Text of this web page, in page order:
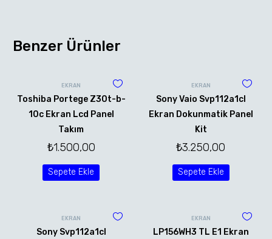
Benzer Ürünler
EKRAN
Toshiba Portege Z30t-b-
10c Ekran Lcd Panel
Takım
₺1.500,00
Sepete Ekle
EKRAN
Sony Vaio Svp112a1cl
Ekran Dokunmatik Panel
Kit
₺3.250,00
Sepete Ekle
EKRAN
Sony Svp112a1cl
EKRAN
LP156WH3 TL E1 Ekran